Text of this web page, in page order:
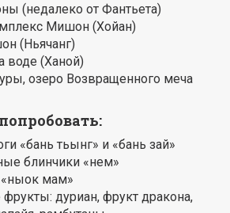
(недалеко от Фантьета)
Мишон (Хойан)
(Ньячанг)
воде (Ханой)
озеро Возвращенного меча
«бань тьынг» и «бань зай»
блинчики «нем»
мам»
фрукты: дуриан, фрукт дракона,